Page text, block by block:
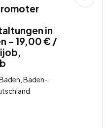
in
– 19,00 € /
Baden-